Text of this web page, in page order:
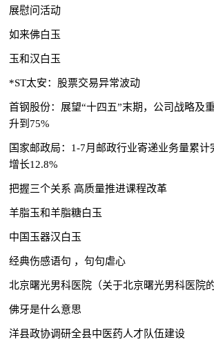
展慰问活动
如来佛白玉
玉和汉白玉
*ST太安：股票交易异常波动
首钢股份：展望“十四五”末期，公司战略及
升到75%
国家邮政局：1-7月邮政行业寄递业务量累计
增长12.8%
把握三个关系 高质量推进课程改革
羊脂玉和羊脂糖白玉
中国玉器汉白玉
经典伤感语句 ，句句虐心
北京曙光男科医院（关于北京曙光男科医院的
佛牙是什么意思
洋县政协调研全县中医药人才队伍建设